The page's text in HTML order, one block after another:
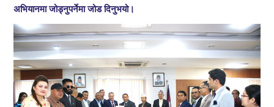
अभियानमा जोड्नुपर्नेमा जोड दिनुभयो।